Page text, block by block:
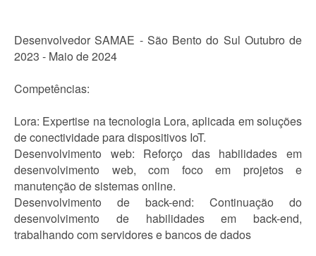
Desenvolvedor SAMAE - São Bento do Sul Outubro de
2023 - Maio de 2024
Competências:
Lora: Expertise na tecnologia Lora, aplicada em soluções
de conectividade para dispositivos IoT.
Desenvolvimento web: Reforço das habilidades em
desenvolvimento web, com foco em projetos e
manutenção de sistemas online.
Desenvolvimento de back-end: Continuação do
desenvolvimento de habilidades em back-end,
trabalhando com servidores e bancos de dados